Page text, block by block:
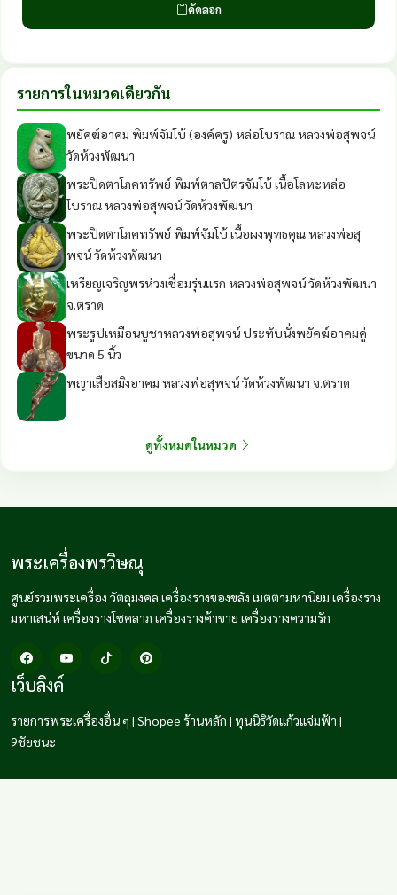
คัดลอก
รายการในหมวดเดียวกัน
พยัคฆ์อาคม พิมพ์จัมโบ้ (องค์ครู) หล่อโบราณ หลวงพ่อสุพจน์
วัดห้วงพัฒนา
พระปิดตาโภคทรัพย์ พิมพ์ตาลปัตรจัมโบ้ เนื้อโลหะหล่อ
โบราณ หลวงพ่อสุพจน์ วัดห้วงพัฒนา
พระปิดตาโภคทรัพย์ พิมพ์จัมโบ้ เนื้อผงพุทธคุณ หลวงพ่อสุ
พจน์ วัดห้วงพัฒนา
เหรียญเจริญพรห่วงเชื่อมรุ่นแรก หลวงพ่อสุพจน์ วัดห้วงพัฒนา
จ.ตราด
พระรูปเหมือนบูชาหลวงพ่อสุพจน์ ประทับนั่งพยัคฆ์อาคมคู่
ขนาด 5 นิ้ว
พญาเสือสมิงอาคม หลวงพ่อสุพจน์ วัดห้วงพัฒนา จ.ตราด
ดูทั้งหมดในหมวด
พระเครื่องพรวิษณุ
ศูนย์รวมพระเครื่อง วัตถุมงคล เครื่องรางของขลัง เมตตามหานิยม เครื่องราง
มหาเสน่ห์ เครื่องรางโชคลาภ เครื่องรางค้าขาย เครื่องรางความรัก
เว็บลิงค์
รายการพระเครื่องอื่น ๆ | Shopee ร้านหลัก | ทุนนิธิวัดแก้วแจ่มฟ้า |
9ชัยชนะ